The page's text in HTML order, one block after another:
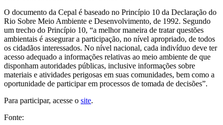
O documento da Cepal é baseado no Princípio 10 da Declaração do
Rio Sobre Meio Ambiente e Desenvolvimento, de 1992. Segundo
um trecho do Princípio 10, “a melhor maneira de tratar questões
ambientais é assegurar a participação, no nível apropriado, de todos
os cidadãos interessados. No nível nacional, cada indivíduo deve ter
acesso adequado a informações relativas ao meio ambiente de que
disponham autoridades públicas, inclusive informações sobre
materiais e atividades perigosas em suas comunidades, bem como a
oportunidade de participar em processos de tomada de decisões”.
Para participar, acesse o site.
Fonte: